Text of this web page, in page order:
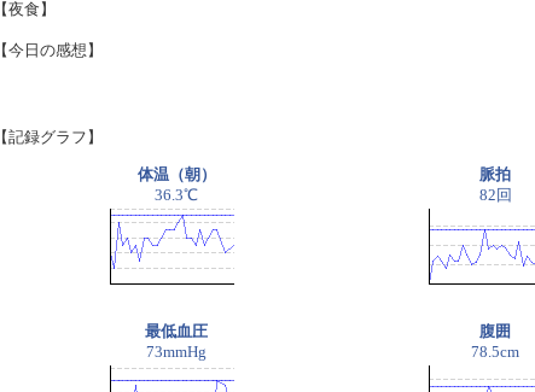
【夜食】
【今日の感想】
【記録グラフ】
体温（朝）
36.3℃
脈拍
82回
最低血圧
73mmHg
腹囲
78.5cm